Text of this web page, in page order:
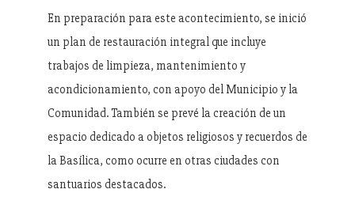
En preparación para este acontecimiento, se inició
un plan de restauración integral que incluye
trabajos de limpieza, mantenimiento y
acondicionamiento, con apoyo del Municipio y la
Comunidad. También se prevé la creación de un
espacio dedicado a objetos religiosos y recuerdos de
la Basílica, como ocurre en otras ciudades con
santuarios destacados.